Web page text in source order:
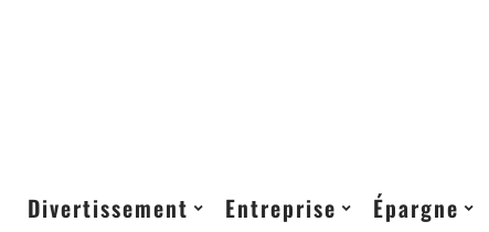
Divertissement Entreprise Épargne